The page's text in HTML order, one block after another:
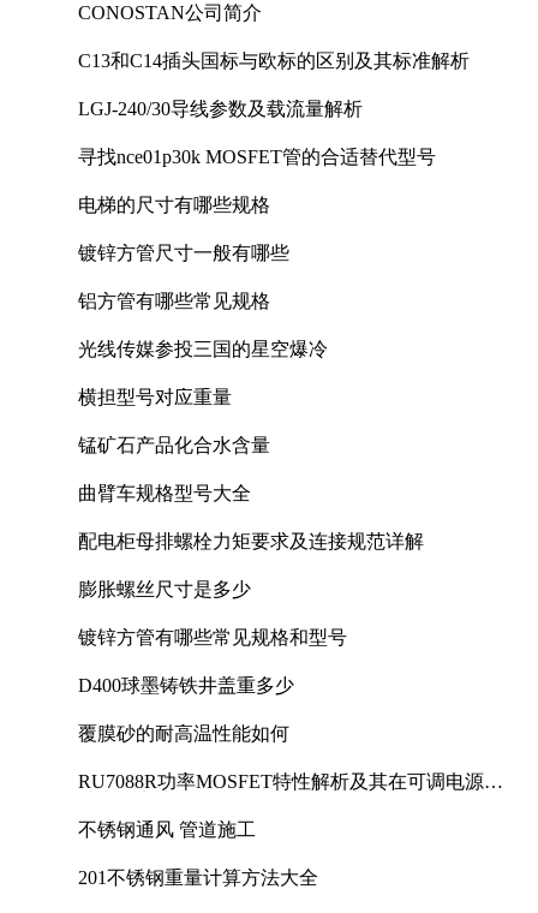
CONOSTAN公司简介
C13和C14插头国标与欧标的区别及其标准解析
LGJ-240/30导线参数及载流量解析
寻找nce01p30k MOSFET管的合适替代型号
电梯的尺寸有哪些规格
镀锌方管尺寸一般有哪些
铝方管有哪些常见规格
光线传媒参投三国的星空爆冷
横担型号对应重量
锰矿石产品化合水含量
曲臂车规格型号大全
配电柜母排螺栓力矩要求及连接规范详解
膨胀螺丝尺寸是多少
镀锌方管有哪些常见规格和型号
D400球墨铸铁井盖重多少
覆膜砂的耐高温性能如何
RU7088R功率MOSFET特性解析及其在可调电源设
不锈钢通风 管道施工
201不锈钢重量计算方法大全